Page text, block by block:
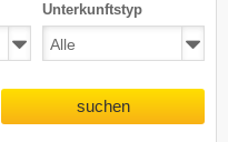
Unterkunftstyp
suchen